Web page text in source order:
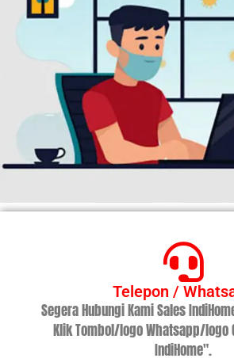
Telepon /
Segera Hubungi Kami Sales
Klik Tombol/logo Whatsapp/logo
IndiHome".